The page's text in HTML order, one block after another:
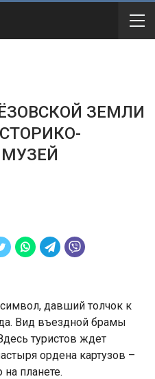
ЗЕМЛИ
давший толчок к
Вид въездной брамы
туристов ждет
ордена картузов –
на планете.